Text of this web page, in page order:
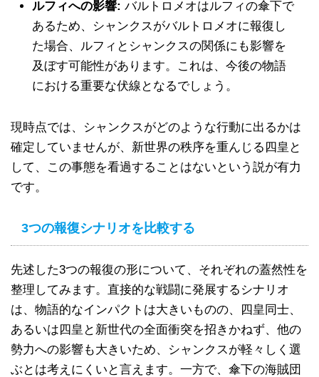
ルフィへの影響: バルトロメオはルフィの傘下で
あるため、シャンクスがバルトロメオに報復し
た場合、ルフィとシャンクスの関係にも影響を
及ぼす可能性があります。これは、今後の物語
における重要な伏線となるでしょう。
現時点では、シャンクスがどのような行動に出るかは
確定していませんが、新世界の秩序を重んじる四皇と
して、この事態を看過することはないという説が有力
です。
3つの報復シナリオを比較する
先述した3つの報復の形について、それぞれの蓋然性を
整理してみます。直接的な戦闘に発展するシナリオ
は、物語的なインパクトは大きいものの、四皇同士、
あるいは四皇と新世代の全面衝突を招きかねず、他の
勢力への影響も大きいため、シャンクスが軽々しく選
ぶとは考えにくいと言えます。一方で、傘下の海賊団